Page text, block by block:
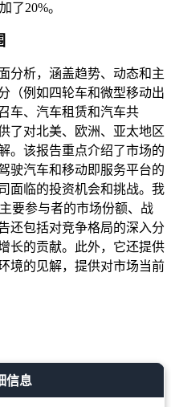
了20%。
分析，涵盖趋势、动态和主
（例如四轮车和微型移动出
车、汽车租赁和汽车共
了对北美、欧洲、亚太地区
。该报告重点介绍了市场的
驶汽车和移动即服务平台的
面临的投资机会和挑战。我
要参与者的市场份额、战
还包括对竞争格局的深入分
长的贡献。此外，它还提供
境的见解，提供对市场当前
信息